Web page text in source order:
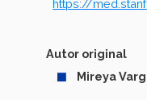
https://
Autor original
Mireya